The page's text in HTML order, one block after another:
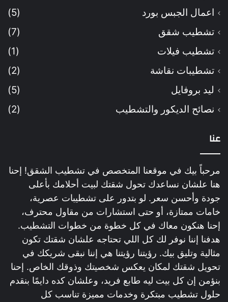
اعمال الجبس بورد
(5)
تشطيب شقق
(7)
تشطيب فيلات
(1)
تشطيبات نقاشة
(2)
ليد بروفايل
(5)
نصائح الديكور والتشطيب
(2)
عنا
مرحباً بيك في موقعنا المتخصص في تشطيب الشقق! إحنا
هنا علشان نساعدك تحول شقتك لبيت أحلامك بأعلى
جودة وأحسن سعر. لو بتدور على تشطيبات عصرية،
خامات ممتازة، أو حتى استشارات من مقاول محترف،
إحنا هنكون معاك في كل خطوة من خطوات التشطيب.
هدفنا إننا نوفر لك كل اللي تحتاجه علشان شقتك تكون
مثالية وتليق بيك. رؤيتنا رؤيتنا هي إننا نبقى شريكك في
تحويل شقتك لمكان يعكس شخصيتك وذوقك الخاص. إحنا
بنؤمن إن كل بيت ليه طابع فريد، وعلشان كده دايمًا بنقدم
حلول تشطيب مبتكرة وخدمات مميزة تناسب كل